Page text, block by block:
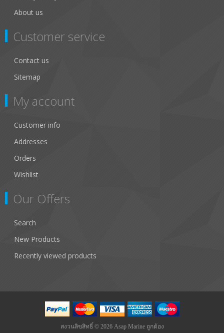
About us
Customer service
Contact us
Sitemap
My account
Customer info
Addresses
Orders
Wishlist
Our Offers
Search
New Products
Recently viewed products
สงวนลิขสิทธิ์ © 2026 Asap Marine ถูกต้อง